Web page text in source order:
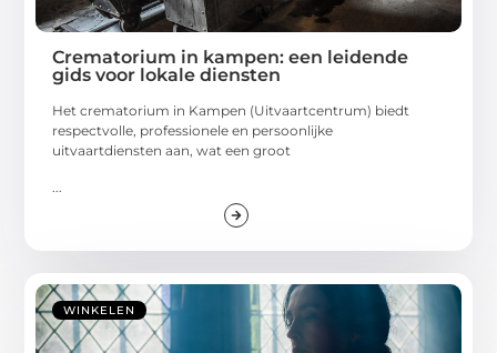
Crematorium in kampen: een leidende
gids voor lokale diensten
Het crematorium in Kampen (Uitvaartcentrum) biedt
respectvolle, professionele en persoonlijke
uitvaartdiensten aan, wat een groot
WINKELEN